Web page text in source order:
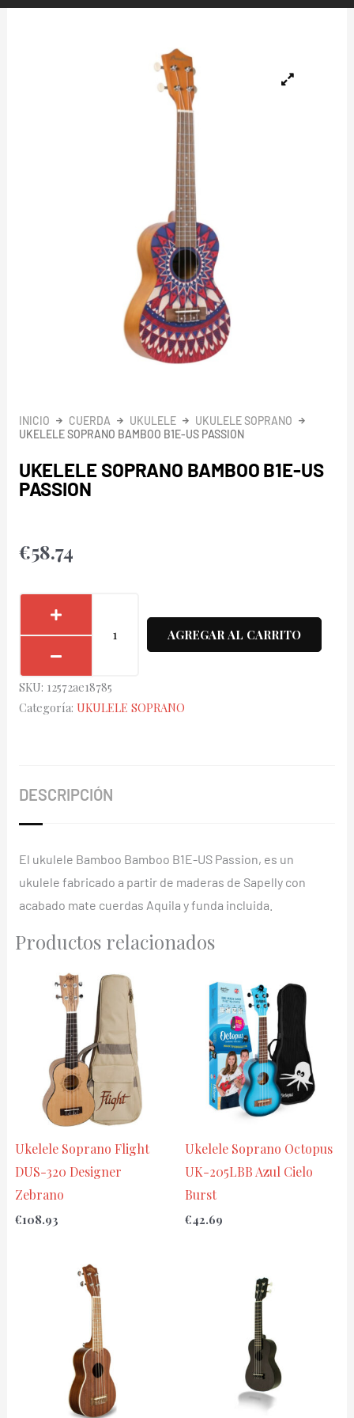
INICIO CUERDA UKULELE
UKULELE SOPRANO
UKELELE SOPRANO BAMBOO B1E-US PASSION
UKELELE SOPRANO BAMBOO B1E-US
PASSION
€58.74
US
Passion
AGREGAR AL CARRITO
SKU: 12572ae18785
Categoría: UKULELE SOPRANO
DESCRIPCIÓN
El ukulele Bamboo Bamboo B1E-US Passion, es un
ukulele fabricado a partir de maderas de Sapelly con
acabado mate cuerdas Aquila y funda incluida.
Productos relacionados
Ukelele Soprano Flight
DUS-320 Designer
Zebrano
€108.93
Ukelele Soprano Octopus
UK-205LBB Azul Cielo
Burst
€42.69